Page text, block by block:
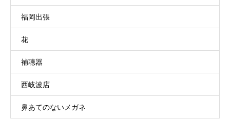
福岡出張
花
補聴器
西岐波店
鼻あてのないメガネ